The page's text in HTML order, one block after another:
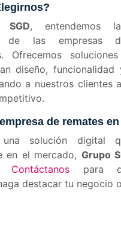
SGD, entendemos
de las empresas
Ofrecemos
diseño,
a nuestros clientes
de remates
solución digital
en el mercado, Grupo
Contáctanos para
destacar tu negocio